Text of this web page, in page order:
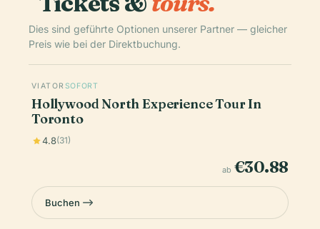
Dies sind geführte Optionen unserer Partner — gleicher
Preis wie bei der Direktbuchung.
VIATOR SOFORT
Hollywood North Experience Tour In
Toronto
4.8(31)
ab €30.88
Buchen